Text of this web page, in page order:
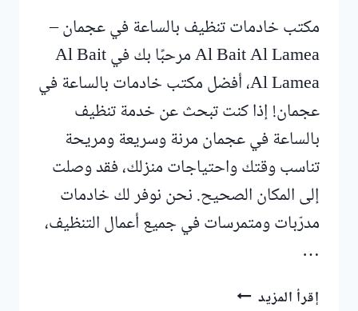
مكتب خادمات تنظيف بالساعة في عجمان –
Al Bait Al Lamea مرحبًا بك في Al Bait
Al Lamea، أفضل مكتب خادمات بالساعة في
عجمان! إذا كنت تبحث عن خدمة تنظيف
بالساعة في عجمان مرنة وسريعة ومريحة
تناسب وقتك واحتياجات منزلك، فقد وصلت
إلى المكان الصحيح. نحن نوفر لك خادمات
مدرّبات ومتمرسات في جميع أعمال التنظيف،
…
إقرأ المزيدمكتب